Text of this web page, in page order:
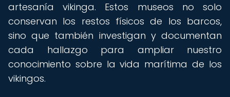
artesanía vikinga. Estos museos no solo
conservan los restos físicos de los barcos,
sino que también investigan y documentan
cada hallazgo para ampliar nuestro
conocimiento sobre la vida marítima de los
vikingos.